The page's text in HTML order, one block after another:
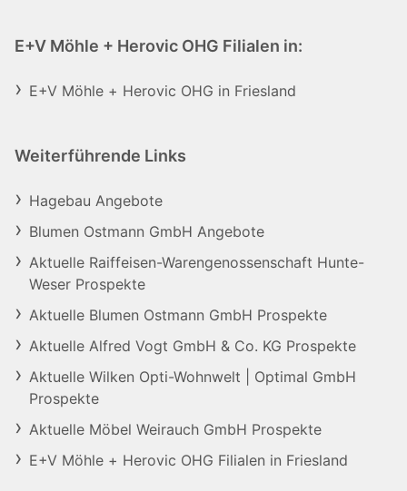
E+V Möhle + Herovic OHG Filialen in:
E+V Möhle + Herovic OHG in Friesland
Weiterführende Links
Hagebau Angebote
Blumen Ostmann GmbH Angebote
Aktuelle Raiffeisen-Warengenossenschaft Hunte-
Weser Prospekte
Aktuelle Blumen Ostmann GmbH Prospekte
Aktuelle Alfred Vogt GmbH & Co. KG Prospekte
Aktuelle Wilken Opti-Wohnwelt | Optimal GmbH
Prospekte
Aktuelle Möbel Weirauch GmbH Prospekte
E+V Möhle + Herovic OHG Filialen in Friesland